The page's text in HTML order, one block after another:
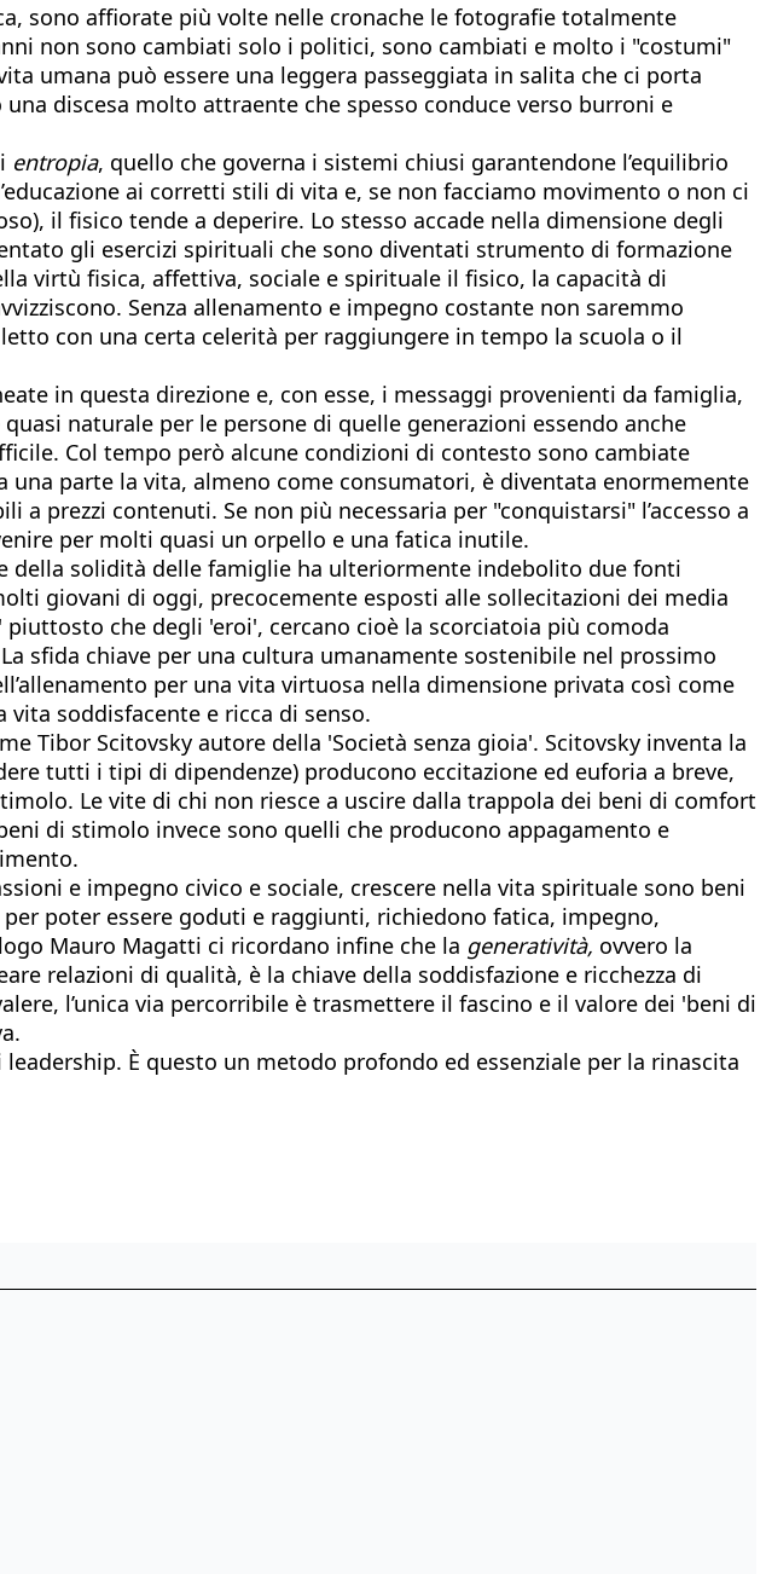
sono affiorate più volte nelle cronache le fotografie totalmente
non sono cambiati solo i politici, sono cambiati e molto i "costumi"
umana può essere una leggera passeggiata in salita che ci porta
discesa molto attraente che spesso conduce verso burroni e
entropia, quello che governa i sistemi chiusi garantendone l’equilibrio
ai corretti stili di vita e, se non facciamo movimento o non ci
il fisico tende a deperire. Lo stesso accade nella dimensione degli
gli esercizi spirituali che sono diventati strumento di formazione
virtù fisica, affettiva, sociale e spirituale il fisico, la capacità di
Senza allenamento e impegno costante non saremmo
con una certa celerità per raggiungere in tempo la scuola o il
in questa direzione e, con esse, i messaggi provenienti da famiglia,
naturale per le persone di quelle generazioni essendo anche
Col tempo però alcune condizioni di contesto sono cambiate
parte la vita, almeno come consumatori, è diventata enormemente
prezzi contenuti. Se non più necessaria per "conquistarsi" l’accesso a
per molti quasi un orpello e una fatica inutile.
della solidità delle famiglie ha ulteriormente indebolito due fonti
giovani di oggi, precocemente esposti alle sollecitazioni dei media
che degli 'eroi', cercano cioè la scorciatoia più comoda
sfida chiave per una cultura umanamente sostenibile nel prossimo
per una vita virtuosa nella dimensione privata così come
soddisfacente e ricca di senso.
Tibor Scitovsky autore della 'Società senza gioia'. Scitovsky inventa la
tutti i tipi di dipendenze) producono eccitazione ed euforia a breve,
Le vite di chi non riesce a uscire dalla trappola dei beni di comfort
di stimolo invece sono quelli che producono appagamento e
e impegno civico e sociale, crescere nella vita spirituale sono beni
poter essere goduti e raggiunti, richiedono fatica, impegno,
Mauro Magatti ci ricordano infine che la generatività, ovvero la
relazioni di qualità, è la chiave della soddisfazione e ricchezza di
l’unica via percorribile è trasmettere il fascino e il valore dei 'beni di
È questo un metodo profondo ed essenziale per la rinascita